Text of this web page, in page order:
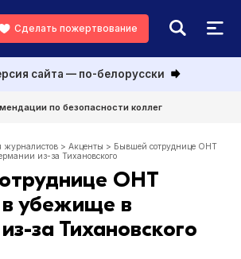
Сделать пожертвование
сайта — по-белорусски
по безопасности коллег
журналистов >Акценты > Бывшей сотруднице ОНТ
из-за Тихановского
ОНТ
в убежище в
за Тихановского